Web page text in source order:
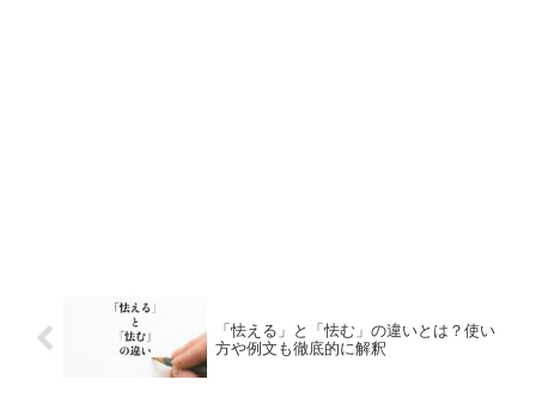
「怯える」と「怯む」の違いとは？使い
方や例文も徹底的に解釈